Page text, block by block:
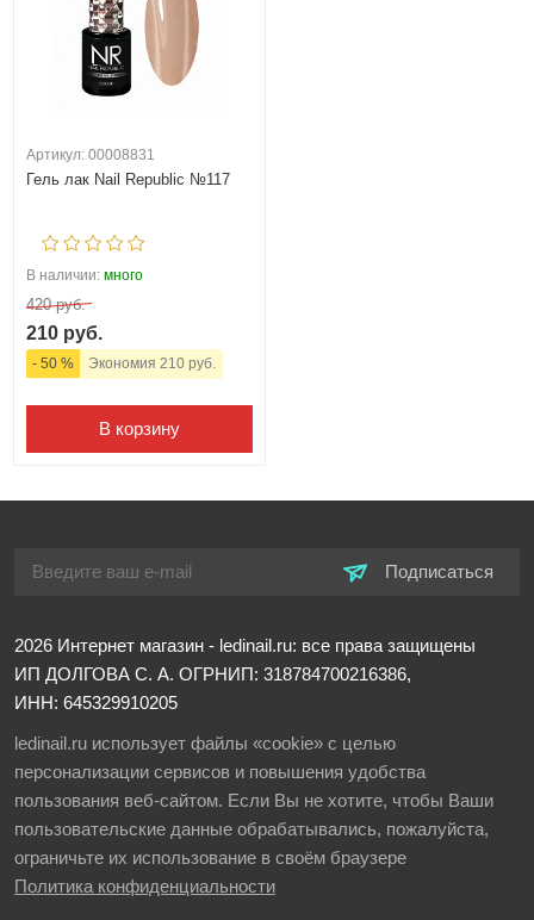
Артикул: 00008831
Гель лак Nail Republic №117
В наличии: много
420 руб.
210 руб.
- 50 % Экономия 210 руб.
В корзину
Подписаться
2026 Интернет магазин - ledinail.ru: все права защищены
ИП ДОЛГОВА С. А. ОГРНИП: 318784700216386,
ИНН: 645329910205
ledinail.ru использует файлы «cookie» с целью
персонализации сервисов и повышения удобства
пользования веб-сайтом. Если Вы не хотите, чтобы Ваши
пользовательские данные обрабатывались, пожалуйста,
ограничьте их использование в своём браузере
Политика конфиденциальности